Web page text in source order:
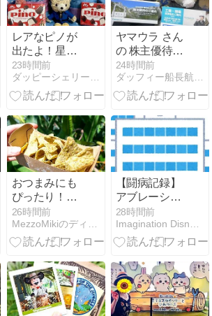
レアなピノが
出たよ！星型
ピノとハート
型ピノ
23時間前
ダッピーシェリーブルーくんディズニーダッフィーバラhappy
ヤマウラ さん
の 株主優待の
案内が届きま
した
24時間前
ダッフィー船長航海記
おつまみにも
ぴったり！東
京ディズニー
ランド「ロイ
ヤルストリー
ダ」スパイス
トルティーヤ
チップス（チ
ーズ＆アボカ
26時間前
【闘病記録】
アブレーショ
ン手術 術中編
28時間前